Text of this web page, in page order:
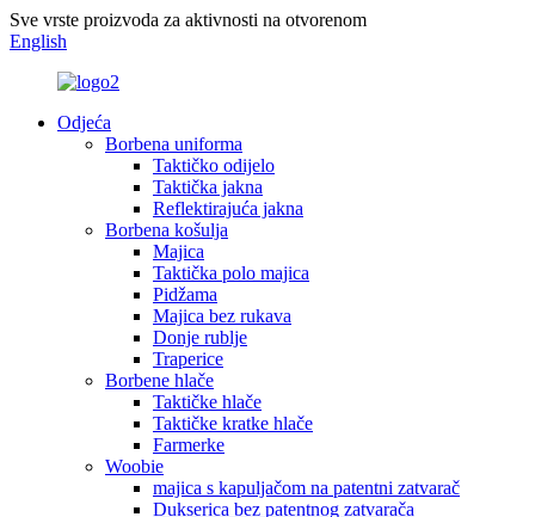
Sve vrste proizvoda za aktivnosti na otvorenom
English
Odjeća
Borbena uniforma
Taktičko odijelo
Taktička jakna
Reflektirajuća jakna
Borbena košulja
Majica
Taktička polo majica
Pidžama
Majica bez rukava
Donje rublje
Traperice
Borbene hlače
Taktičke hlače
Taktičke kratke hlače
Farmerke
Woobie
majica s kapuljačom na patentni zatvarač
Dukserica bez patentnog zatvarača